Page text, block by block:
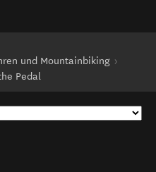
und Mountainbiking
Pedal